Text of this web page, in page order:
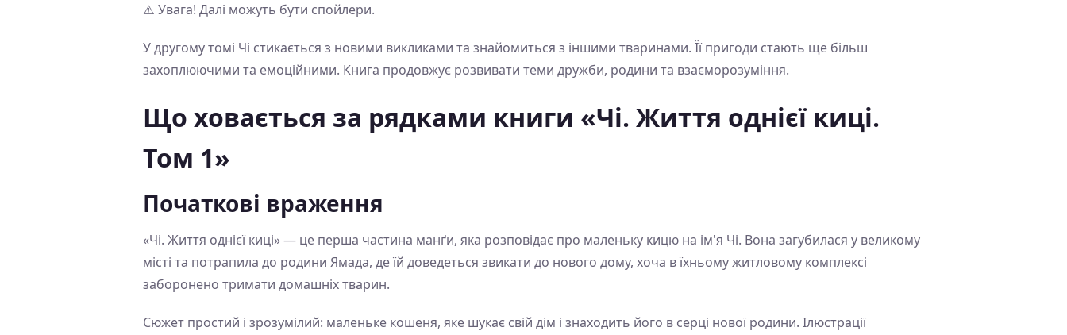
⚠️ Увага! Далі можуть бути спойлери.
У другому томі Чі стикається з новими викликами та знайомиться з іншими тваринами. Її пригоди стають ще більш
захоплюючими та емоційними. Книга продовжує розвивати теми дружби, родини та взаєморозуміння.
Що ховається за рядками книги «Чі. Життя однієї киці.
Том 1»
Початкові враження
«Чі. Життя однієї киці» — це перша частина манґи, яка розповідає про маленьку кицю на ім'я Чі. Вона загубилася у великому
місті та потрапила до родини Ямада, де їй доведеться звикати до нового дому, хоча в їхньому житловому комплексі
заборонено тримати домашніх тварин.
Сюжет простий і зрозумілий: маленьке кошеня, яке шукає свій дім і знаходить його в серці нової родини. Ілюстрації